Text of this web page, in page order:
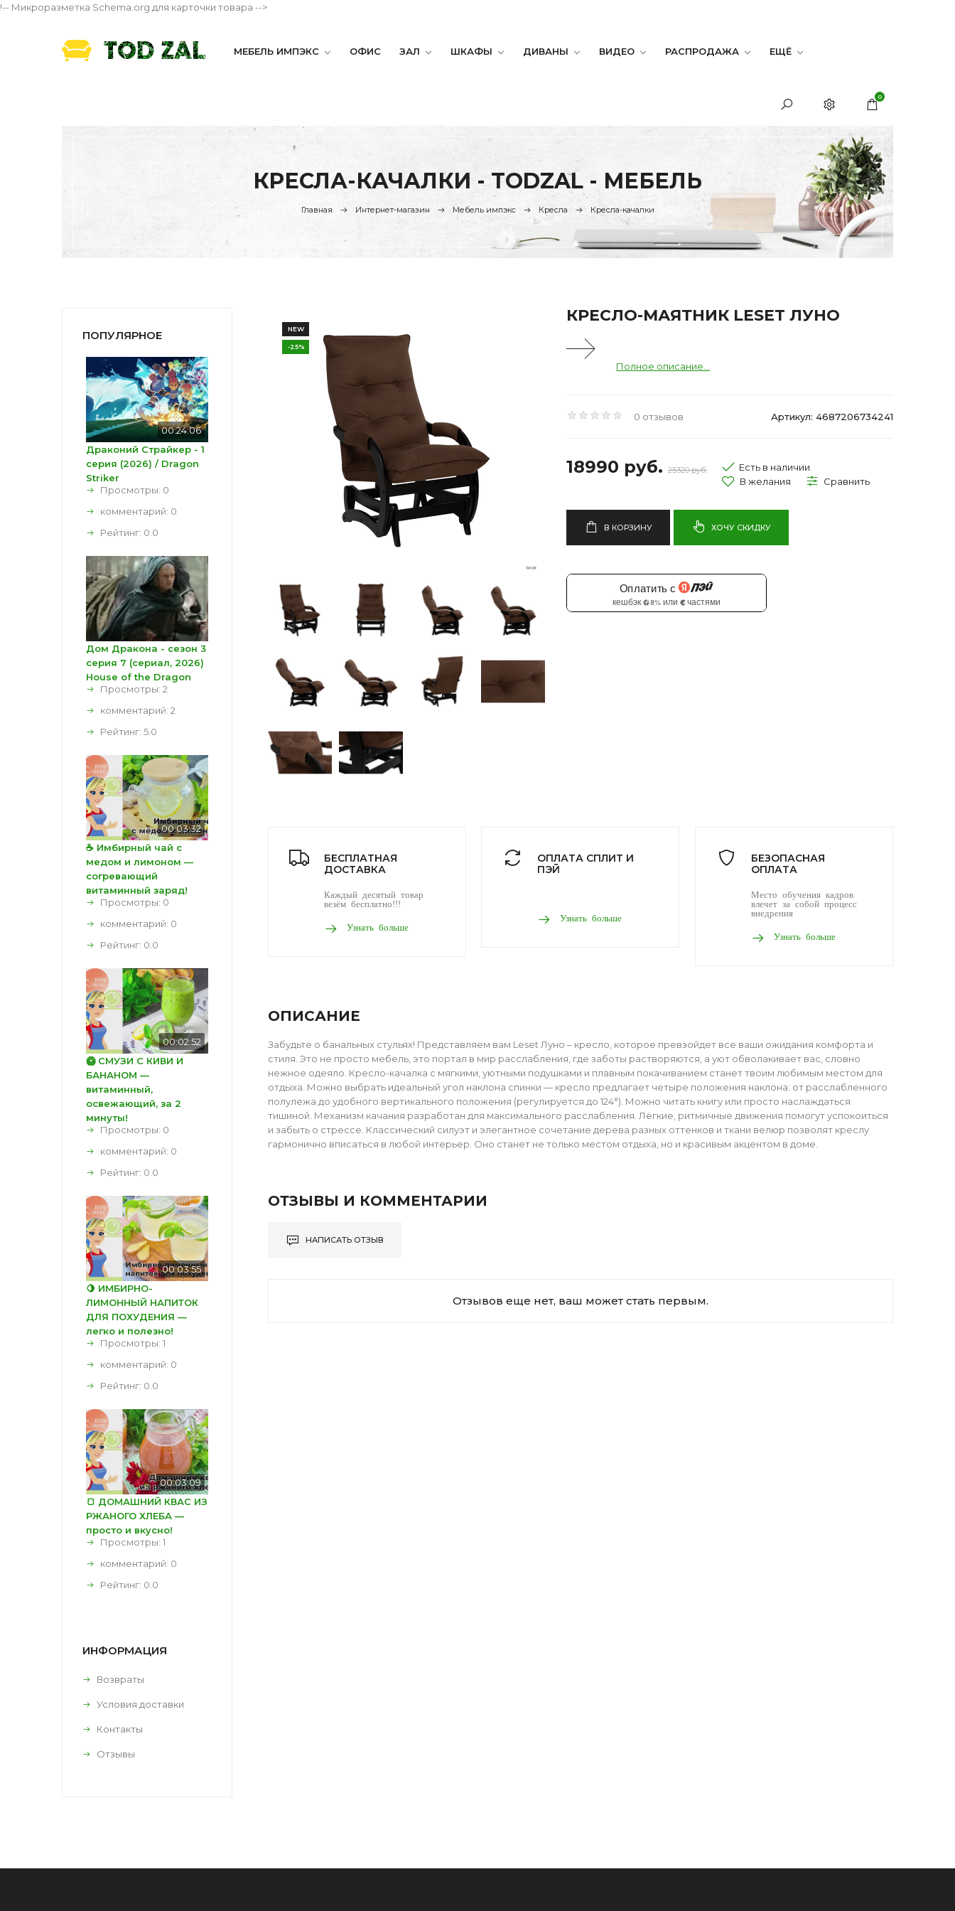
!-- Микроразметка Schema.org для карточки товара -->
МЕБЕЛЬ ИМПЭКС ОФИС ЗАЛ ШКАФЫ ДИВАНЫ ВИДЕО РАСПРОДАЖА ЕЩЁ
0
КРЕСЛА-КАЧАЛКИ - TODZAL - МЕБЕЛЬ
Главная Интернет-магазин Мебель импэкс Кресла Кресла-качалки
NEW
-25%
КРЕСЛО-МАЯТНИК LESET ЛУНО
Полное описание...
0 отзывов Артикул: 4687206734241
18990 руб. 25320 руб. Есть в наличии
В КОРЗИНУ ХОЧУ СКИДКУ
БЕСПЛАТНАЯ
ДОСТАВКА
Каждый десятый товар
везём бесплатно!!!
Узнать больше
ОПЛАТА СПЛИТ И
ПЭЙ
Узнать больше
БЕЗОПАСНАЯ
ОПЛАТА
Место обучения кадров
влечет за собой процесс
внедрения
Узнать больше
ОПИСАНИЕ
Забудьте о банальных стульях! Представляем вам Leset Луно – кресло, которое превзойдет все ваши ожидания комфорта и
стиля. Это не просто мебель, это портал в мир расслабления, где заботы растворяются, а уют обволакивает вас, словно
нежное одеяло. Кресло-качалка с мягкими, уютными подушками и плавным покачиванием станет твоим любимым местом для
отдыха. Можно выбрать идеальный угол наклона спинки — кресло предлагает четыре положения наклона: от расслабленного
полулежа до удобного вертикального положения (регулируется до 124°). Можно читать книгу или просто наслаждаться
тишиной. Механизм качания разработан для максимального расслабления. Лёгкие, ритмичные движения помогут успокоиться
и забыть о стрессе. Классический силуэт и элегантное сочетание дерева разных оттенков и ткани велюр позволят креслу
гармонично вписаться в любой интерьер. Оно станет не только местом отдыха, но и красивым акцентом в доме.
ОТЗЫВЫ И КОММЕНТАРИИ
НАПИСАТЬ ОТЗЫВ
Отзывов еще нет, ваш может стать первым.
ПОПУЛЯРНОЕ
00:24:06
Драконий Страйкер - 1
серия (2026) / Dragon
Striker
Просмотры: 0
комментарий: 0
Рейтинг: 0.0
Дом Дракона - сезон 3
серия 7 (сериал, 2026)
House of the Dragon
Просмотры: 2
комментарий: 2
Рейтинг: 5.0
00:03:32
☕ Имбирный чай с
медом и лимоном —
согревающий
витаминный заряд!
Просмотры: 0
комментарий: 0
Рейтинг: 0.0
00:02:52
🥝 СМУЗИ С КИВИ И
БАНАНОМ —
витаминный,
освежающий, за 2
минуты!
Просмотры: 0
комментарий: 0
Рейтинг: 0.0
00:03:55
🍋 ИМБИРНО-
ЛИМОННЫЙ НАПИТОК
ДЛЯ ПОХУДЕНИЯ —
легко и полезно!
Просмотры: 1
комментарий: 0
Рейтинг: 0.0
00:03:09
🍞 ДОМАШНИЙ КВАС ИЗ
РЖАНОГО ХЛЕБА —
просто и вкусно!
Просмотры: 1
комментарий: 0
Рейтинг: 0.0
ИНФОРМАЦИЯ
Возвраты
Условия доставки
Контакты
Отзывы